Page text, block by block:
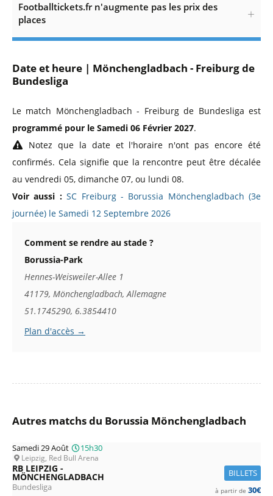
Footballtickets.fr n'augmente pas les prix des
places
Date et heure | Mönchengladbach - Freiburg de
Bundesliga
Le match Mönchengladbach - Freiburg de Bundesliga est
programmé pour le Samedi 06 Février 2027.
Notez que la date et l'horaire n'ont pas encore été
confirmés. Cela signifie que la rencontre peut être décalée
au vendredi 05, dimanche 07, ou lundi 08.
Voir aussi : SC Freiburg - Borussia Mönchengladbach (3e
journée) le Samedi 12 Septembre 2026
Comment se rendre au stade ?
Borussia-Park
Hennes-Weisweiler-Allee 1
41179, Mönchengladbach, Allemagne
51.1745290, 6.3854410
Plan d'accès →
Autres matchs du Borussia Mönchengladbach
Samedi 29 Août 15h30
Leipzig, Red Bull Arena
BILLETS
RB LEIPZIG -
MÖNCHENGLADBACH
Bundesliga à partir de 30€